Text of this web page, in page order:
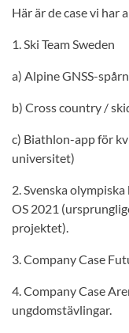
Här är de case vi har
1. Ski Team Sweden
a) Alpine GNSS-
b) Cross country /
c) Biathlon-app för
universitet)
2. Svenska
OS 2021
projektet).
3. Company Case
4. Company Case
ungdomstävlingar.